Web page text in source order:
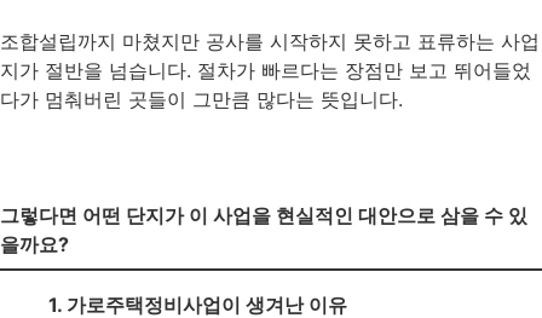
조합설립까지 마쳤지만 공사를 시작하지 못하고 표류하는 사업
지가 절반을 넘습니다. 절차가 빠르다는 장점만 보고 뛰어들었
다가 멈춰버린 곳들이 그만큼 많다는 뜻입니다.
그렇다면 어떤 단지가 이 사업을 현실적인 대안으로 삼을 수 있
을까요?
1. 가로주택정비사업이 생겨난 이유